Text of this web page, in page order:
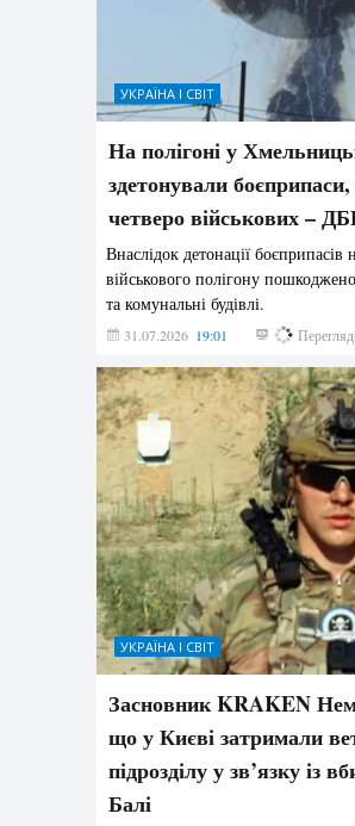
УКРАЇНА І СВІТ
На полігоні у
здетонували
четверо військових –
Внаслідок детонації боєприпасів
військового полігону
та комунальні будівлі.
31.07.2026 19:01 194
УКРАЇНА І СВІТ
Засновник KRAKEN
що у Києві затримали
підрозділу у зв’язку із
Балі